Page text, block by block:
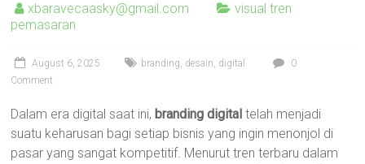
xbaravecaasky@gmail.com
visual tren
pemasaran
August 6, 2025 branding, desain, digital
0
Comment
Dalam era digital saat ini, branding digital telah menjadi
suatu keharusan bagi setiap bisnis yang ingin menonjol di
pasar yang sangat kompetitif. Menurut tren terbaru dalam